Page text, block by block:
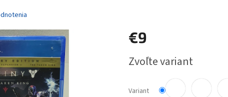
€9
cena:
Zvoľte variant
Variant